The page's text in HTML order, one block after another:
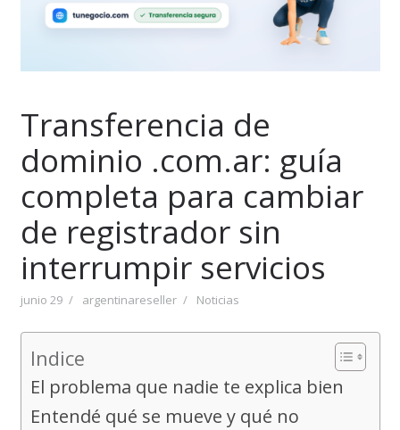
Transferencia de
dominio .com.ar: guía
completa para cambiar
de registrador sin
interrumpir servicios
junio 29 argentinareseller Noticias
Indice
El problema que nadie te explica bien
Entendé qué se mueve y qué no